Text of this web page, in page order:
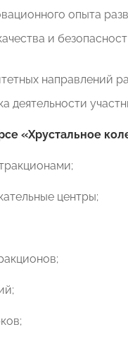
опыта
и
направлений
деятельности
«Хрустальное
центры;